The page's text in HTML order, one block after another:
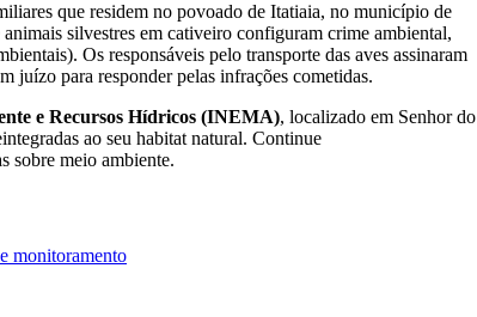
que residem no povoado de Itatiaia, no município de
silvestres em cativeiro configuram crime ambiental,
Os responsáveis pelo transporte das aves assinaram
juízo para responder pelas infrações cometidas.
e Recursos Hídricos (INEMA), localizado em Senhor do
ao seu habitat natural. Continue
sobre meio ambiente.
monitoramento